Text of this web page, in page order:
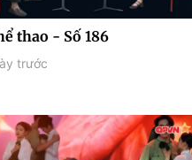
thao - Số 186
trước